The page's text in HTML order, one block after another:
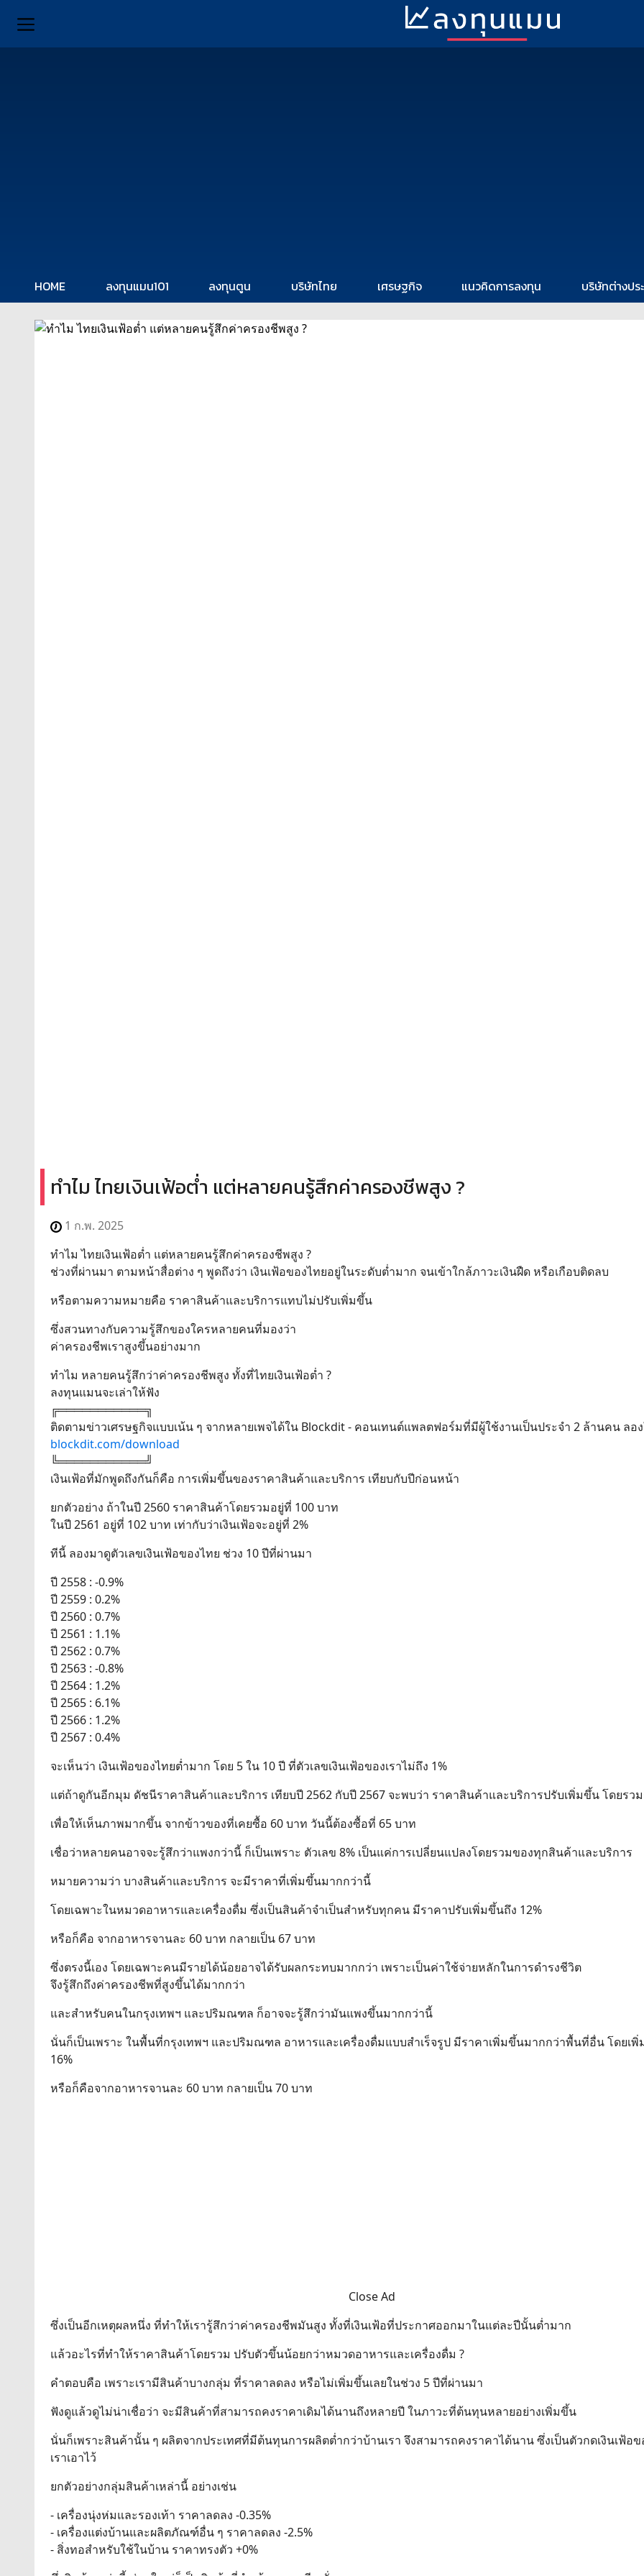
HOME ลงทุนแมน101 ลงทุนตูน บริษัทไทย เศรษฐกิจ แนวคิดการลงทุน บริษัทต่างปร
ทำไม ไทยเงินเฟ้อต่ำ แต่หลายคนรู้สึกค่าครองชีพสูง ?
1 ก.พ. 2025
ทำไม ไทยเงินเฟ้อต่ำ แต่หลายคนรู้สึกค่าครองชีพสูง ?
ช่วงที่ผ่านมา ตามหน้าสื่อต่าง ๆ พูดถึงว่า เงินเฟ้อของไทยอยู่ในระดับต่ำมาก จนเข้าใกล้ภาวะเงินฝืด หรือเกือบติดลบ
หรือตามความหมายคือ ราคาสินค้าและบริการแทบไม่ปรับเพิ่มขึ้น
ซึ่งสวนทางกับความรู้สึกของใครหลายคนที่มองว่า
ค่าครองชีพเราสูงขึ้นอย่างมาก
ทำไม หลายคนรู้สึกว่าค่าครองชีพสูง ทั้งที่ไทยเงินเฟ้อต่ำ ?
ลงทุนแมนจะเล่าให้ฟัง
╔═══════════╗
ติดตามข่าวเศรษฐกิจแบบเน้น ๆ จากหลายเพจได้ใน Blockdit - คอนเทนต์แพลตฟอร์มที่มีผู้ใช้งานเป็นประจำ 2 ล้านคน ลอ
blockdit.com/download
╚═══════════╝
เงินเฟ้อที่มักพูดถึงกันก็คือ การเพิ่มขึ้นของราคาสินค้าและบริการ เทียบกับปีก่อนหน้า
ยกตัวอย่าง ถ้าในปี 2560 ราคาสินค้าโดยรวมอยู่ที่ 100 บาท
ในปี 2561 อยู่ที่ 102 บาท เท่ากับว่าเงินเฟ้อจะอยู่ที่ 2%
ทีนี้ ลองมาดูตัวเลขเงินเฟ้อของไทย ช่วง 10 ปีที่ผ่านมา
ปี 2558 : -0.9%
ปี 2559 : 0.2%
ปี 2560 : 0.7%
ปี 2561 : 1.1%
ปี 2562 : 0.7%
ปี 2563 : -0.8%
ปี 2564 : 1.2%
ปี 2565 : 6.1%
ปี 2566 : 1.2%
ปี 2567 : 0.4%
จะเห็นว่า เงินเฟ้อของไทยต่ำมาก โดย 5 ใน 10 ปี ที่ตัวเลขเงินเฟ้อของเราไม่ถึง 1%
แต่ถ้าดูกันอีกมุม ดัชนีราคาสินค้าและบริการ เทียบปี 2562 กับปี 2567 จะพบว่า ราคาสินค้าและบริการปรับเพิ่มขึ้น โดยรวม
เพื่อให้เห็นภาพมากขึ้น จากข้าวของที่เคยซื้อ 60 บาท วันนี้ต้องซื้อที่ 65 บาท
เชื่อว่าหลายคนอาจจะรู้สึกว่าแพงกว่านี้ ก็เป็นเพราะ ตัวเลข 8% เป็นแค่การเปลี่ยนแปลงโดยรวมของทุกสินค้าและบริการ
หมายความว่า บางสินค้าและบริการ จะมีราคาที่เพิ่มขึ้นมากกว่านี้
โดยเฉพาะในหมวดอาหารและเครื่องดื่ม ซึ่งเป็นสินค้าจำเป็นสำหรับทุกคน มีราคาปรับเพิ่มขึ้นถึง 12%
หรือก็คือ จากอาหารจานละ 60 บาท กลายเป็น 67 บาท
ซึ่งตรงนี้เอง โดยเฉพาะคนมีรายได้น้อยอาจได้รับผลกระทบมากกว่า เพราะเป็นค่าใช้จ่ายหลักในการดำรงชีวิต
จึงรู้สึกถึงค่าครองชีพที่สูงขึ้นได้มากกว่า
และสำหรับคนในกรุงเทพฯ และปริมณฑล ก็อาจจะรู้สึกว่ามันแพงขึ้นมากกว่านี้
นั่นก็เป็นเพราะ ในพื้นที่กรุงเทพฯ และปริมณฑล อาหารและเครื่องดื่มแบบสำเร็จรูป มีราคาเพิ่มขึ้นมากกว่าพื้นที่อื่น โดยเพิ่
16%
หรือก็คือจากอาหารจานละ 60 บาท กลายเป็น 70 บาท
Close Ad
ซึ่งเป็นอีกเหตุผลหนึ่ง ที่ทำให้เรารู้สึกว่าค่าครองชีพมันสูง ทั้งที่เงินเฟ้อที่ประกาศออกมาในแต่ละปีนั้นต่ำมาก
แล้วอะไรที่ทำให้ราคาสินค้าโดยรวม ปรับตัวขึ้นน้อยกว่าหมวดอาหารและเครื่องดื่ม ?
คำตอบคือ เพราะเรามีสินค้าบางกลุ่ม ที่ราคาลดลง หรือไม่เพิ่มขึ้นเลยในช่วง 5 ปีที่ผ่านมา
ฟังดูแล้วดูไม่น่าเชื่อว่า จะมีสินค้าที่สามารถคงราคาเดิมได้นานถึงหลายปี ในภาวะที่ต้นทุนหลายอย่างเพิ่มขึ้น
นั่นก็เพราะสินค้านั้น ๆ ผลิตจากประเทศที่มีต้นทุนการผลิตต่ำกว่าบ้านเรา จึงสามารถคงราคาได้นาน ซึ่งเป็นตัวกดเงินเฟ้อข
เราเอาไว้
ยกตัวอย่างกลุ่มสินค้าเหล่านี้ อย่างเช่น
- เครื่องนุ่งห่มและรองเท้า ราคาลดลง -0.35%
- เครื่องแต่งบ้านและผลิตภัณฑ์อื่น ๆ ราคาลดลง -2.5%
- สิ่งทอสำหรับใช้ในบ้าน ราคาทรงตัว +0%